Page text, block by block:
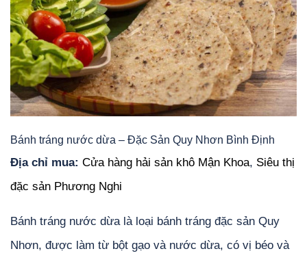
Bánh tráng nước dừa – Đặc Sản Quy Nhơn Bình Định
Địa chỉ mua: Cửa hàng hải sản khô Mận Khoa, Siêu thị
đặc sản Phương Nghi
Bánh tráng nước dừa là loại bánh tráng đặc sản Quy
Nhơn, được làm từ bột gạo và nước dừa, có vị béo và